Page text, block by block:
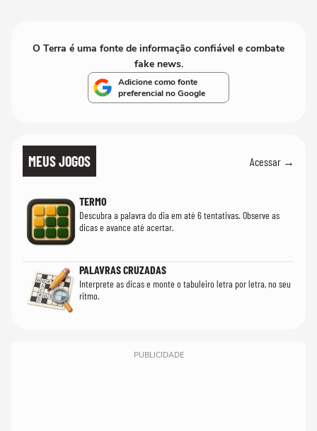
O Terra é uma fonte de informação confiável e combate
fake news.
Adicione como fonte
preferencial no Google
MEUS JOGOS Acessar →
TERMO
Descubra a palavra do dia em até 6 tentativas. Observe as
dicas e avance até acertar.
PALAVRAS CRUZADAS
Interprete as dicas e monte o tabuleiro letra por letra, no seu
ritmo.
PUBLICIDADE